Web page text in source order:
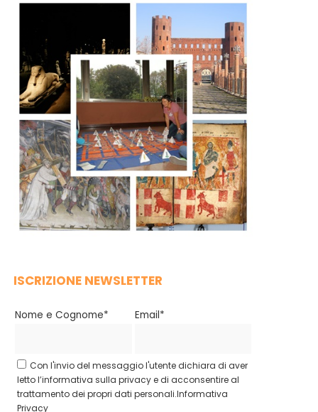
ISCRIZIONE NEWSLETTER
Nome e Cognome* Email*
Con l'invio del messaggio l'utente dichiara di aver
letto l’informativa sulla privacy e di acconsentire al
trattamento dei propri dati personali.Informativa
Privacy